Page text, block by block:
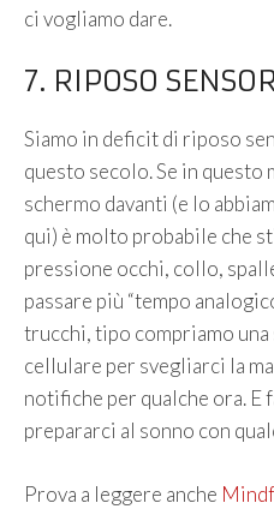
ci vogliamo dare.
7. RIPOSO
Siamo in deficit di riposo
questo secolo. Se in questo
schermo davanti (e lo
qui) è molto probabile che
pressione occhi, collo,
passare più “tempo
trucchi, tipo compriamo
cellulare per svegliarci la
notifiche per qualche ora. E
prepararci al sonno con
Prova a leggere anche